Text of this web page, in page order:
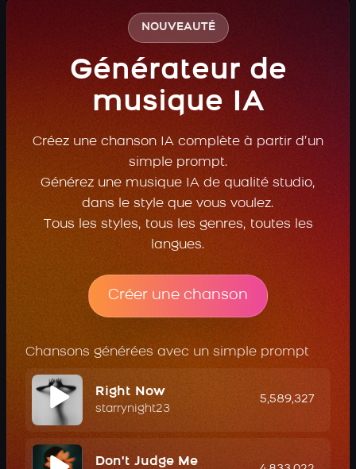
NOUVEAUTÉ
Générateur de
musique IA
Créez une chanson IA complète à partir d’un
simple prompt.
Générez une musique IA de qualité studio,
dans le style que vous voulez.
Tous les styles, tous les genres, toutes les
langues.
Créer une chanson
Chansons générées avec un simple prompt
Right Now
starrynight23
5,589,327
Don't Judge Me